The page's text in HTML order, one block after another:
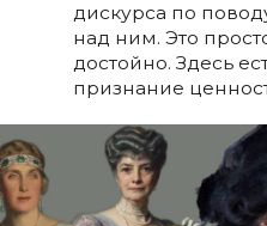
дискурса по
над ним. Это
достойно. Здесь
признание